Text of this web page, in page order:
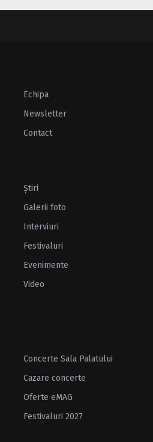
Echipa
Newsletter
Contact
Ştiri
Galerii foto
Interviuri
Festivaluri
Evenimente
Video
Concerte Sala Palatului
Cazare concerte
Oferte eMAG
Festivaluri 2027